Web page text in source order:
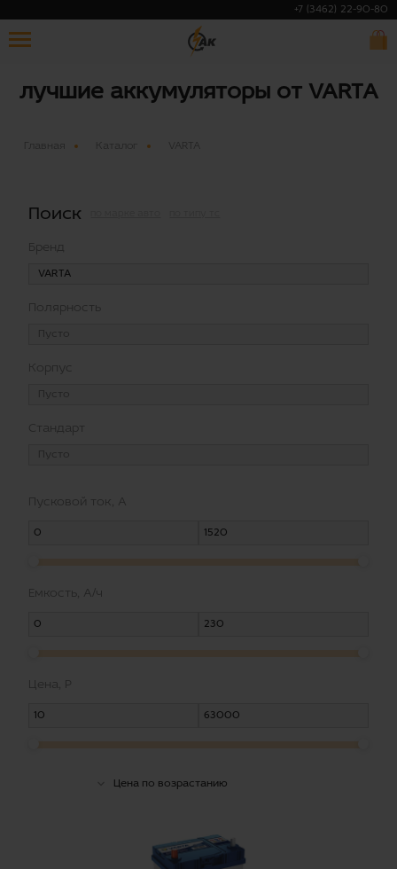
+7 (3462) 22-90-80
лучшие аккумуляторы от VARTA
Главная VARTA
Поиск
Бренд
Полярность
Корпус
Стандарт
Пусковой ток, А
Емкость, А/ч
Цена, Р